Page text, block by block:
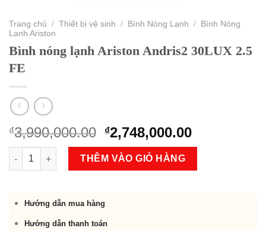
Trang chủ / Thiết bị vệ sinh / Bình Nóng Lạnh / Bình Nóng
Lạnh Ariston
Bình nóng lạnh Ariston Andris2 30LUX 2.5
FE
₫3,990,000.00 Original
price
was:
₫3,990,000.00.
₫2,748,000.00Current
price
Bình nóng lạnh Ariston Andris2 30LUX 2.5 FE số lượng
THÊM VÀO GIỎ HÀNG
Hướng dẫn mua hàng
Hướng dẫn thanh toán